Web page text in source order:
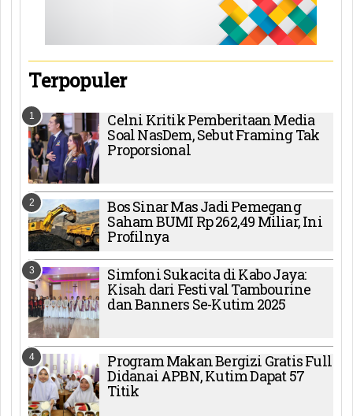
Terpopuler
1 Celni Kritik Pemberitaan Media
Soal NasDem, Sebut Framing Tak
Proporsional
2 Bos Sinar Mas Jadi Pemegang
Saham BUMI Rp 262,49 Miliar, Ini
Profilnya
3 Simfoni Sukacita di Kabo Jaya:
Kisah dari Festival Tambourine
dan Banners Se-Kutim 2025
4 Program Makan Bergizi Gratis Full
Didanai APBN, Kutim Dapat 57
Titik